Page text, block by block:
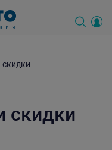
скидки
скидки